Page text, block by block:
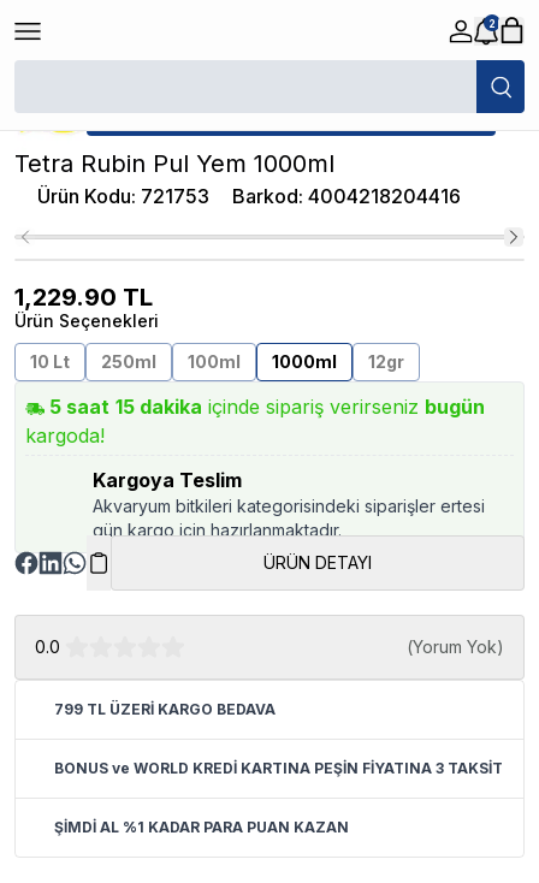
2
/
★ Atakan Petshop, Tetra yetkili satıcısıdır.
Tetra Rubin Pul Yem 1000ml
Ürün Kodu: 721753 Barkod: 4004218204416
1,229.90 TL
Ürün Seçenekleri
10 Lt
250ml 100ml 1000ml 12gr
5 saat 15 dakika içinde sipariş verirseniz bugün
kargoda!
Kargoya Teslim
Akvaryum bitkileri kategorisindeki siparişler ertesi
gün kargo için hazırlanmaktadır.
ÜRÜN DETAYI
0.0 (Yorum Yok)
799 TL ÜZERİ KARGO BEDAVA
BONUS ve WORLD KREDİ KARTINA PEŞİN FİYATINA 3 TAKSİT
ŞİMDİ AL %1 KADAR PARA PUAN KAZAN